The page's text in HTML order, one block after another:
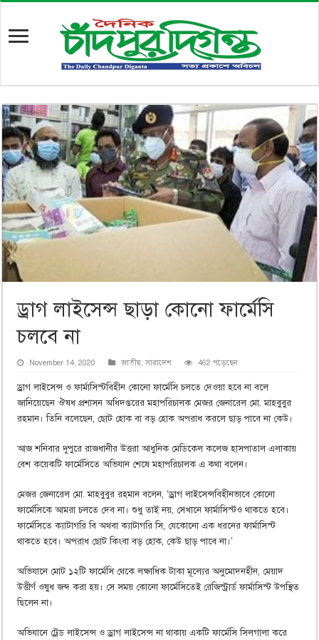
ড্রাগ লাইসেন্স ছাড়া কোনো ফার্মেসি
চলবে না
November 14, 2020 জাতীয়,সারাদেশ 462 পড়েছেন
ড্রাগ লাইসেন্স ও ফার্মাসিস্টবিহীন কোনো ফার্মেসি চলতে দেওয়া হবে না বলে
জানিয়েছেন ঔষধ প্রশাসন অধিদপ্তরের মহাপরিচালক মেজর জেনারেল মো. মাহবুবুর
রহমান। তিনি বলেছেন, ছোট হোক বা বড় হোক অপরাধ করলে ছাড় পাবে না কেউ।
আজ শনিবার দুপুরে রাজধানীর উত্তরা আধুনিক মেডিকেল কলেজ হাসপাতাল এলাকায়
বেশ কয়েকটি ফার্মেসিতে অভিযান শেষে মহাপরিচালক এ কথা বলেন।
মেজর জেনারেল মো. মাহবুবুর রহমান বলেন, ‘ড্রাগ লাইসেন্সবিহীনভাবে কোনো
ফার্মেসিকে আমরা চলতে দেব না। শুধু তাই নয়, সেখানে ফার্মাসিস্টও থাকতে হবে।
ফার্মেসিতে ক্যাটাগরি বি অথবা ক্যাটাগরি সি, যেকোনো এক ধরনের ফার্মাসিস্ট
থাকতে হবে। অপরাধ ছোট কিংবা বড় হোক, কেউ ছাড় পাবে না।’
অভিযানে মোট ১২টি ফার্মেসি থেকে লক্ষাধিক টাকা মূল্যের অনুমোদনহীন, মেয়াদ
উত্তীর্ণ ওষুধ জব্দ করা হয়। সে সময় কোনো ফার্মেসিতেই রেজিস্ট্রার্ড ফার্মাসিস্ট উপস্থিত
ছিলেন না।
অভিযানে ট্রেড লাইসেন্স ও ড্রাগ লাইসেন্স না থাকায় একটি ফার্মেসি সিলগালা করে